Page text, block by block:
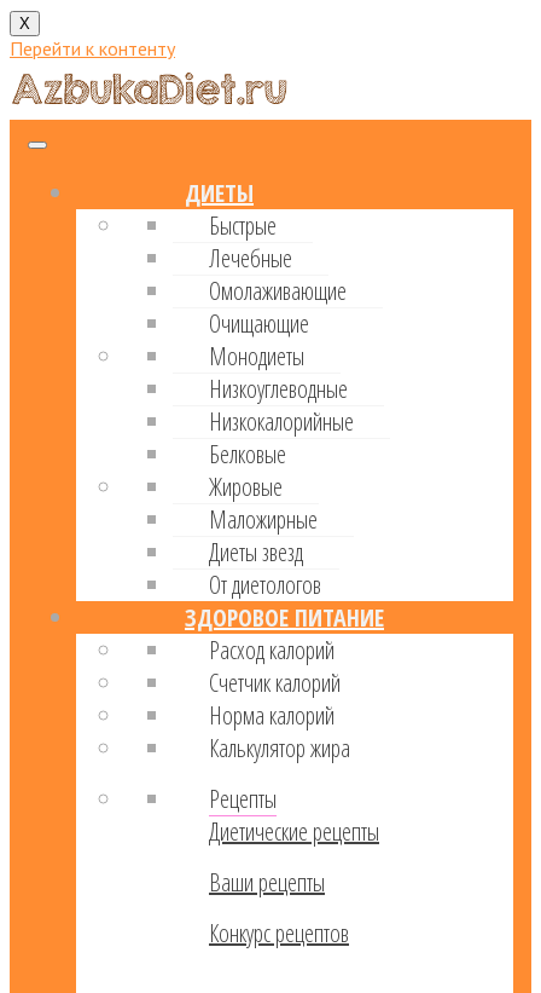
X
Перейти к контенту
ДИЕТЫ
Быстрые
Лечебные
Омолаживающие
Очищающие
Монодиеты
Низкоуглеводные
Низкокалорийные
Белковые
Жировые
Маложирные
Диеты звезд
От диетологов
ЗДОРОВОЕ ПИТАНИЕ
Расход калорий
Cчетчик калорий
Норма калорий
Калькулятор жира
Рецепты
Диетические рецепты
Ваши рецепты
Конкурс рецептов